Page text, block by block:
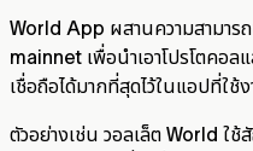
World App ผสานความสามา
mainnet เพื่อนำเอาโปรโตคอ
เชื่อถือได้มากที่สุดไว้ในแอปที่ใช้
ตัวอย่างเช่น วอลเล็ต World ใ